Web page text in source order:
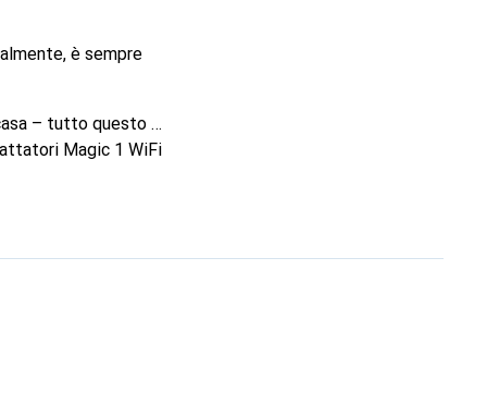
è sempre
– tutto questo è
Magic 1 WiFi
mobile può